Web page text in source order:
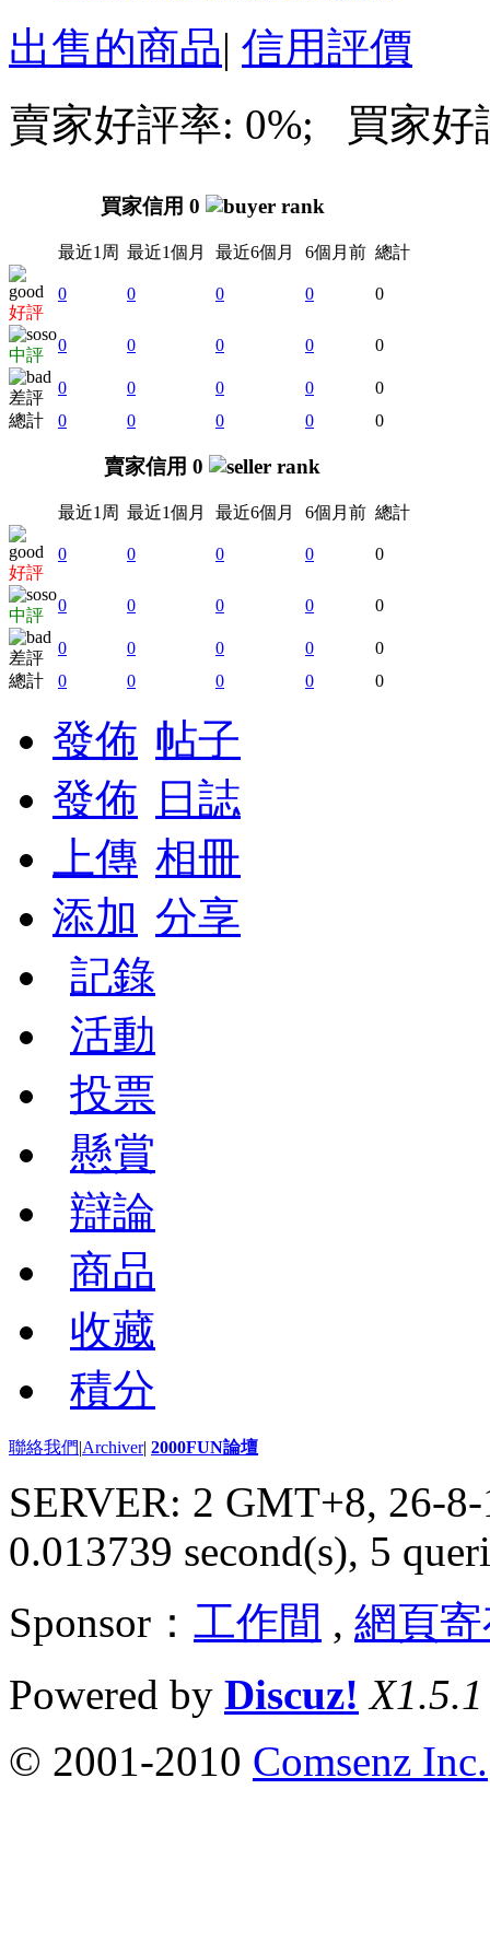
出售的商品| 信用評價
賣家好評率: 0%; 買家好
買家信用 0
最近1周 最近1個月 最近6個月 6個月前 總計
好評
0 0 0 0 0
中評
0 0 0 0 0
差評
0 0 0 0
0
總計
0 0 0 0 0
賣家信用 0
最近1周 最近1個月 最近6個月 6個月前 總計
好評
0 0 0 0 0
中評
0 0 0 0 0
差評
0 0 0 0
0
總計
0 0 0 0 0
發佈 帖子
發佈
日誌
上傳 相冊
添加 分享
記錄
活動
投票
懸賞
辯論
商品
收藏
積分
聯絡我們|Archiver| 2000FUN論壇
SERVER: 2 GMT+8, 26-
0.013739 second(s), 5
Sponsor： 工作間 , 網頁
Powered by Discuz! X1.5.1
© 2001-2010 Comsenz Inc.